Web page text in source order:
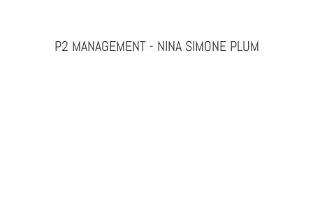
P2 MANAGEMENT - NINA SIMONE PLUM